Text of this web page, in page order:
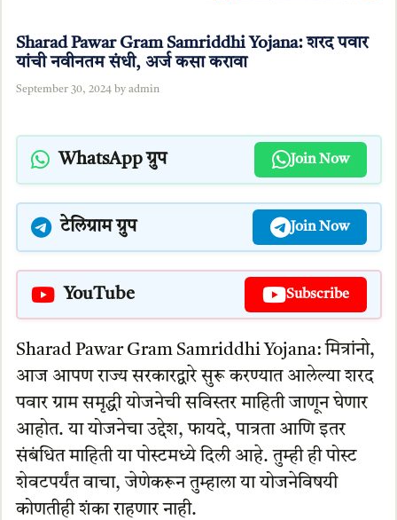
Sharad Pawar Gram Samriddhi Yojana: शरद पवार
यांची नवीनतम संधी, अर्ज कसा करावा
September 30, 2024 by admin
WhatsApp ग्रुप Join Now
टेलिग्राम ग्रुप Join Now
YouTube Subscribe
Sharad Pawar Gram Samriddhi Yojana: मित्रांनो,
आज आपण राज्य सरकारद्वारे सुरू करण्यात आलेल्या शरद
पवार ग्राम समृद्धी योजनेची सविस्तर माहिती जाणून घेणार
आहोत. या योजनेचा उद्देश, फायदे, पात्रता आणि इतर
संबंधित माहिती या पोस्टमध्ये दिली आहे. तुम्ही ही पोस्ट
शेवटपर्यंत वाचा, जेणेकरून तुम्हाला या योजनेविषयी
कोणतीही शंका राहणार नाही.